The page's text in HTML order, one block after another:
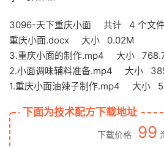
3096-天下重庆小面 共计 4 个文
重庆小面.docx 大小 0.02M
3.重庆小面的制作.mp4 大小
2.小面调味辅料准备.mp4 大小
1.重庆小面油辣子制作.mp4 大小
下面为技术配方下载地址
下载价格 99